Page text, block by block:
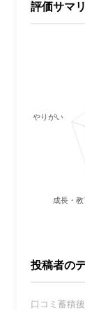
評価サマ
成長・教
やりがい
投稿者の
口コミ蓄積